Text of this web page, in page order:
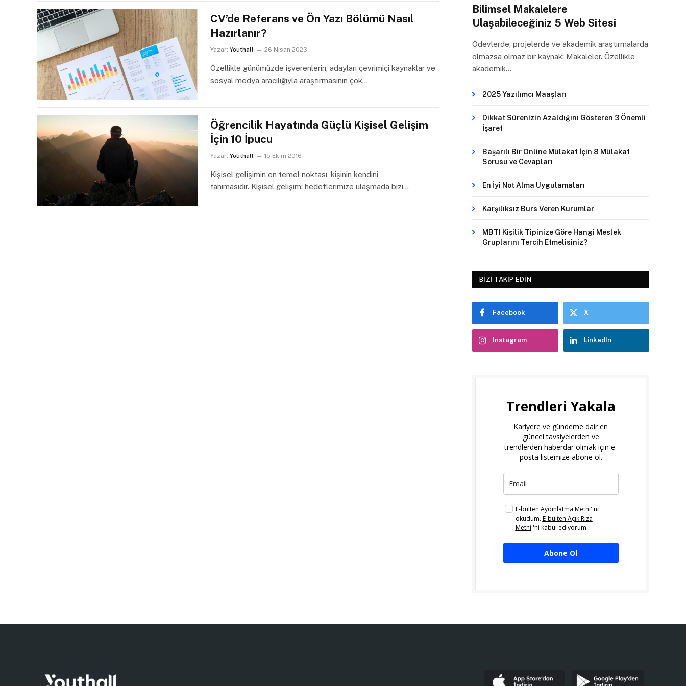
CV’de Referans ve Ön Yazı Bölümü Nasıl
Hazırlanır?
Yazar: Youthall 26 Nisan 2023
Özellikle günümüzde işverenlerin, adayları çevrimiçi kaynaklar ve
sosyal medya aracılığıyla araştırmasının çok…
Öğrencilik Hayatında Güçlü Kişisel Gelişim
İçin 10 İpucu
Yazar: Youthall 15 Ekim 2016
Kişisel gelişimin en temel noktası, kişinin kendini
tanımasıdır. Kişisel gelişim; hedeflerimize ulaşmada bizi…
Bilimsel Makalelere
Ulaşabileceğiniz 5 Web Sitesi
Ödevlerde, projelerde ve akademik araştırmalarda
olmazsa olmaz bir kaynak: Makaleler. Özellikle
akademik…
2025 Yazılımcı Maaşları
Dikkat Sürenizin Azaldığını Gösteren 3 Önemli
İşaret
Başarılı Bir Online Mülakat İçin 8 Mülakat
Sorusu ve Cevapları
En İyi Not Alma Uygulamaları
Karşılıksız Burs Veren Kurumlar
MBTI Kişilik Tipinize Göre Hangi Meslek
Gruplarını Tercih Etmelisiniz?
BIZI TAKIP EDIN
Facebook X
Instagram LinkedIn
Trendleri Yakala
Kariyere ve gündeme dair en
güncel tavsiyelerden ve
trendlerden haberdar olmak için e-
posta listemize abone ol.
E-bülten Aydınlatma Metni''ni
okudum. E-bülten Açık Rıza
Metni''ni kabul ediyorum.
Abone Ol